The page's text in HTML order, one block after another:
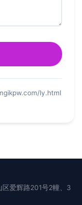
ly.html
区爱辉路201号2幢、3